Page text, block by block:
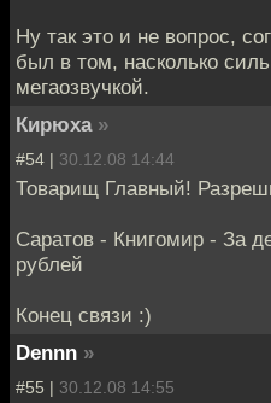
Ну так это и не вопрос,
был в том, насколько
мегаозвучкой.
Кирюха »
#54 | 30.12.08 14:44
Товарищ Главный!
Саратов - Книгомир - За
рублей
Конец связи :)
Dennn »
#55 | 30.12.08 14:55